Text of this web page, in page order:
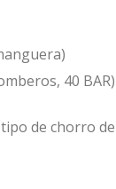
40
de chorro